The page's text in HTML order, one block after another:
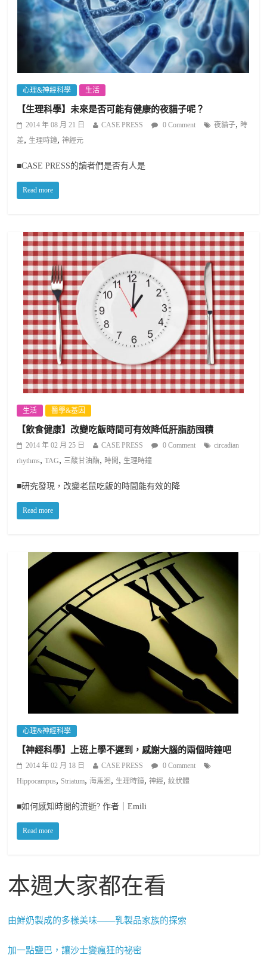
心理&神經科學 生活
【生理科學】未來是否可能有健康的夜貓子呢？
2014 年 08 月 21 日 CASE PRESS 0 Comment 夜貓子, 時
差, 生理時鐘,神經元
■CASE PRESS的讀者們是否有人是
Read more
生活 醫學&基因
【飲食健康】改變吃飯時間可有效降低肝脂肪囤積
2014 年 02 月 25 日 CASE PRESS 0 Comment
circadian
rhythms,TAG, 三酸甘油酯, 時間 , 生理時鐘
■研究發現，改變老鼠吃飯的時間能有效的降
Read more
心理&神經科學
【神經科學】上班上學不遲到，感謝大腦的兩個時鐘吧
2014 年 02 月 18 日 CASE PRESS
0 Comment
Hippocampus, Striatum, 海馬迴, 生理時鐘,神經,紋狀體
■如何感知時間的流逝? 作者｜Emili
Read more
本週大家都在看
由鮮奶製成的多樣美味——乳製品家族的探索
加一點鹽巴，讓沙士變瘋狂的祕密